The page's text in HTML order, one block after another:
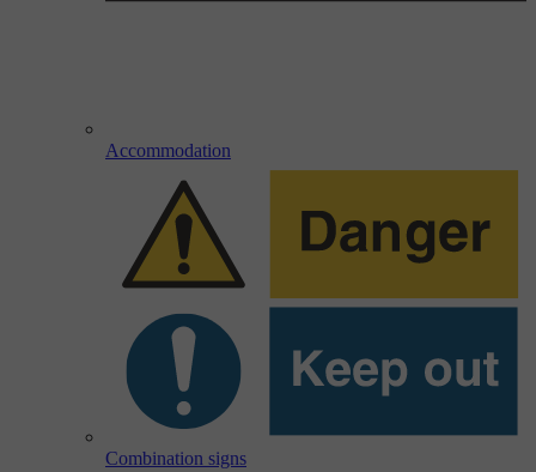
Accommodation
Combination signs